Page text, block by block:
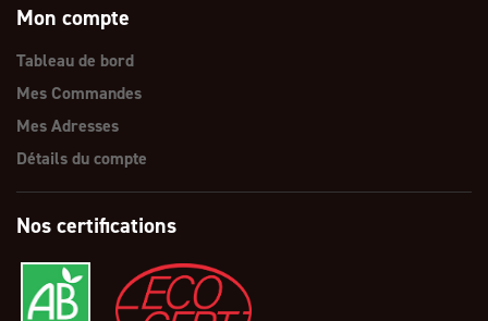
Mon compte
Tableau de bord
Mes Commandes
Mes Adresses
Détails du compte
Nos certifications